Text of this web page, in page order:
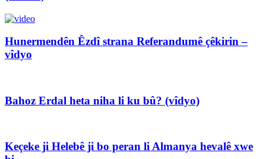
Hunermendên Êzdî strana Referandumê çêkirin –
vîdyo
Bahoz Erdal heta niha li ku bû? (vîdyo)
Keçeke ji Helebê ji bo peran li Almanya hevalê xwe